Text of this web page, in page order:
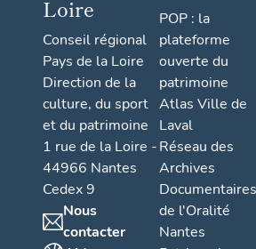
Loire
Conseil régional
Pays de la Loire
Direction de la
culture, du sport
et du patrimoine
1 rue de la Loire -
44966 Nantes
Cedex 9
Nous
contacter
POP : la
plateforme
ouverte du
patrimoine
Atlas Ville de
Laval
Réseau des
Archives
Documentaires
de l'Oralité
Nantes